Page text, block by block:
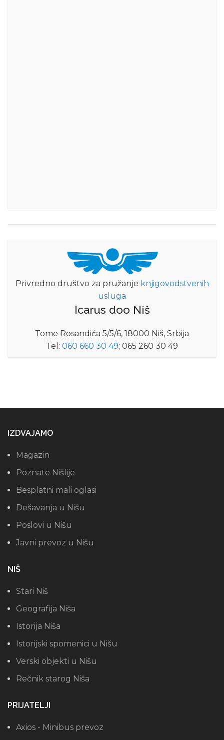
Privredno društvo za pružanje knjigovodstvenih
usluga
Icarus doo Niš
Tome Rosandića 5/5/6, 18000 Niš, Srbija
Tel: 060 660 30 49; 065 260 30 49
IZDVAJAMO
Magazin
Poznate Nišlije
Besplatni mali oglasi
Dešavanja u Nišu
Poslovi u Nišu
Javni prevoz u Nišu
NIŠ
Stari Niš
Geografija Niša
Istorija Niša
Istorijski spomenici u Nišu
Verski objekti u Nišu
Rečnik starog Niša
PRIJATELJI
Axios - Minibus prevoz